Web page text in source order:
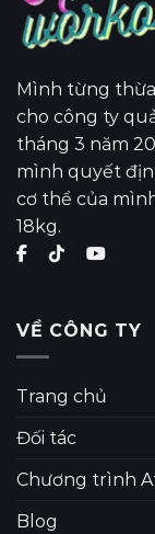
Mình từng
cho công ty
tháng 3 năm
mình quyết
cơ thể của
18kg.
VỀ CÔNG TY
Trang chủ
Đối tác
Chương trình
Blog